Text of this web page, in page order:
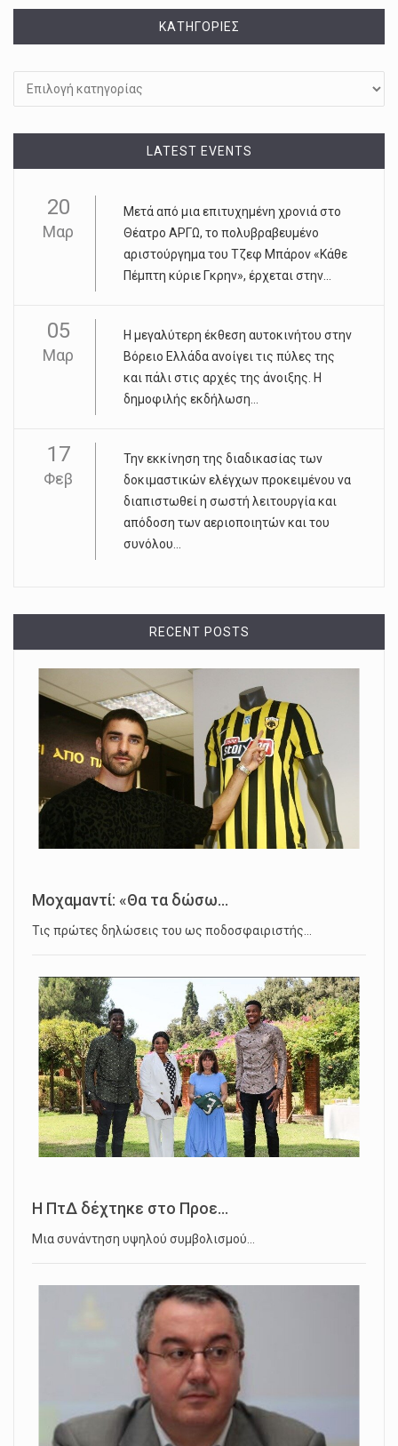
KΑΤΗΓΟΡΊΕΣ
LATEST EVENTS
20
Μαρ
Μετά από μια επιτυχημένη χρονιά στο
Θέατρο ΑΡΓΩ, το πολυβραβευμένο
αριστούργημα του Τζεφ Μπάρον «Κάθε
Πέμπτη κύριε Γκρην», έρχεται στην...
05
Μαρ
Η μεγαλύτερη έκθεση αυτοκινήτου στην
Βόρειο Ελλάδα ανοίγει τις πύλες της
και πάλι στις αρχές της άνοιξης. Η
δημοφιλής εκδήλωση...
17
Φεβ
Την εκκίνηση της διαδικασίας των
δοκιμαστικών ελέγχων προκειμένου να
διαπιστωθεί η σωστή λειτουργία και
απόδοση των αεριοποιητών και του
συνόλου...
RECENT POSTS
Μοχαμαντί: «Θα τα δώσω...
Τις πρώτες δηλώσεις του ως ποδοσφαιριστής…
Η ΠτΔ δέχτηκε στο Προε...
Μια συνάντηση υψηλού συμβολισμού…